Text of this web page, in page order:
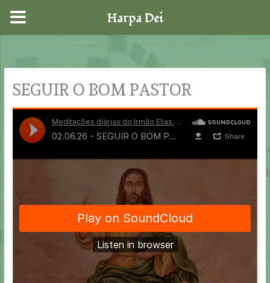
content
SEGUIR O BOM PASTOR
Harpa Dei